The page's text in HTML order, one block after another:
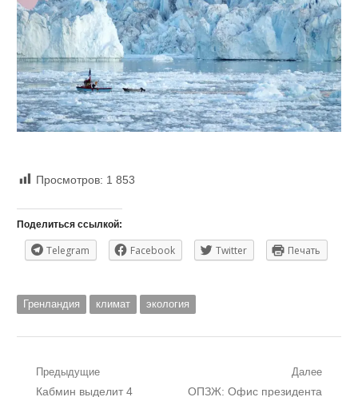
Просмотров: 1 853
Поделиться ссылкой:
Telegram Facebook Twitter Печать
Гренландия климат экология
Навигация
Предыдущие
Предыдущий
Кабмин выделит 4
Далее
Следующий
ОПЗЖ: Офис президента